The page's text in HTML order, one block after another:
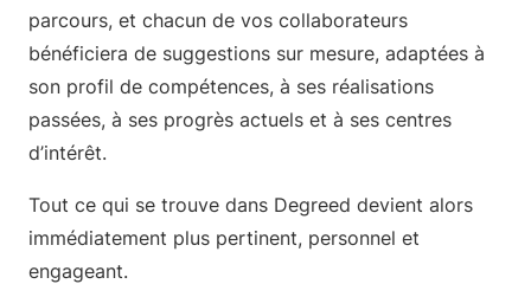
parcours, et chacun de vos collaborateurs
bénéficiera de suggestions sur mesure, adaptées à
son profil de compétences, à ses réalisations
passées, à ses progrès actuels et à ses centres
d’intérêt.
Tout ce qui se trouve dans Degreed devient alors
immédiatement plus pertinent, personnel et
engageant.